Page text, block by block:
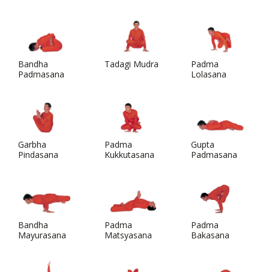
Bandha
Padmasana
Tadagi Mudra
Padma
Lolasana
Garbha
Pindasana
Padma
Kukkutasana
Gupta
Padmasana
Bandha
Mayurasana
Padma
Matsyasana
Padma
Bakasana